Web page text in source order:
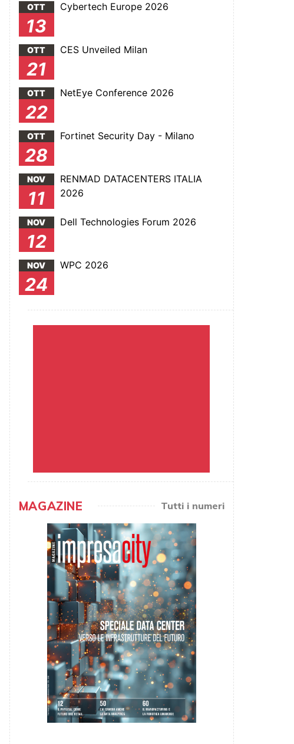
OTT
13
Cybertech Europe 2026
OTT
21
CES Unveiled Milan
OTT
22
NetEye Conference 2026
OTT
28
Fortinet Security Day - Milano
NOV
11
RENMAD DATACENTERS ITALIA
2026
NOV
12
Dell Technologies Forum 2026
NOV
24
WPC 2026
MAGAZINE Tutti i numeri